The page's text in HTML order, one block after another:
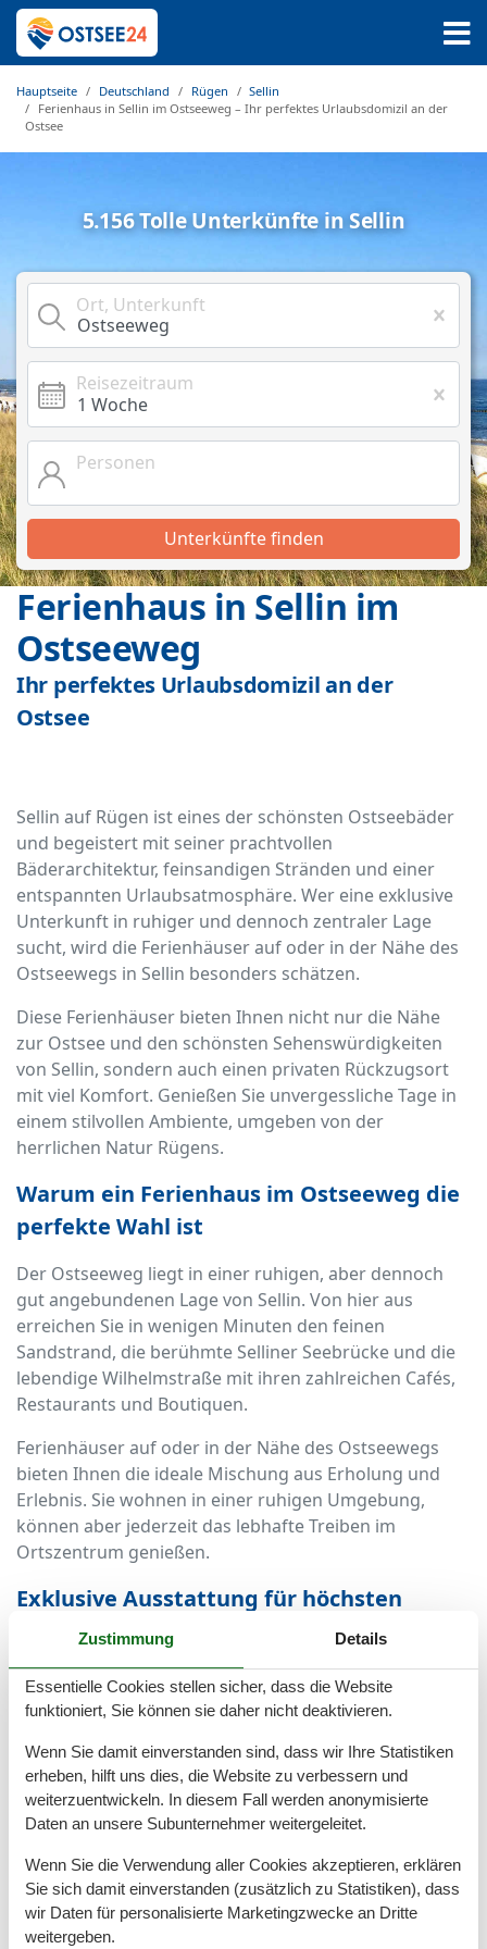
Hauptseite Deutschland Rügen
Sellin
Ferienhaus in Sellin im Ostseeweg – Ihr perfektes Urlaubsdomizil an der
Ostsee
5.156 Tolle Unterkünfte in Sellin
Ort, Unterkunft
Reisezeitraum
Personen
Unterkünfte finden
Ferienhaus in Sellin im
Ostseeweg
Ihr perfektes Urlaubsdomizil an der
Ostsee
Sellin auf Rügen ist eines der schönsten Ostseebäder
und begeistert mit seiner prachtvollen
Bäderarchitektur, feinsandigen Stränden und einer
entspannten Urlaubsatmosphäre. Wer eine exklusive
Unterkunft in ruhiger und dennoch zentraler Lage
sucht, wird die Ferienhäuser auf oder in der Nähe des
Ostseewegs in Sellin besonders schätzen.
Diese Ferienhäuser bieten Ihnen nicht nur die Nähe
zur Ostsee und den schönsten Sehenswürdigkeiten
von Sellin, sondern auch einen privaten Rückzugsort
mit viel Komfort. Genießen Sie unvergessliche Tage in
einem stilvollen Ambiente, umgeben von der
herrlichen Natur Rügens.
Warum ein Ferienhaus im Ostseeweg die
perfekte Wahl ist
Der Ostseeweg liegt in einer ruhigen, aber dennoch
gut angebundenen Lage von Sellin. Von hier aus
erreichen Sie in wenigen Minuten den feinen
Sandstrand, die berühmte Selliner Seebrücke und die
lebendige Wilhelmstraße mit ihren zahlreichen Cafés,
Restaurants und Boutiquen.
Ferienhäuser auf oder in der Nähe des Ostseewegs
bieten Ihnen die ideale Mischung aus Erholung und
Erlebnis. Sie wohnen in einer ruhigen Umgebung,
können aber jederzeit das lebhafte Treiben im
Ortszentrum genießen.
Exklusive Ausstattung für höchsten
Wohnkomfort
Die Ferienhäuser im Ostseeweg sind modern und
hochwertig ausgestattet. Große Wohnbereiche, voll
sorgen dafür, dass Sie sich vom ersten Moment an wie
zu Hause fühlen.
Viele Ferienhäuser bieten zudem Extras wie einen
Balkon – ideal für ein Frühstück an der frischen Luft
oder einen entspannten Grillabend.
Zustimmung Details
Essentielle Cookies stellen sicher, dass die Website
funktioniert, Sie können sie daher nicht deaktivieren.
Wenn Sie damit einverstanden sind, dass wir Ihre Statistiken
erheben, hilft uns dies, die Website zu verbessern und
weiterzuentwickeln. In diesem Fall werden anonymisierte
Daten an unsere Subunternehmer weitergeleitet.
Wenn Sie die Verwendung aller Cookies akzeptieren, erklären
Sie sich damit einverstanden (zusätzlich zu Statistiken), dass
wir Daten für personalisierte Marketingzwecke an Dritte
weitergeben.